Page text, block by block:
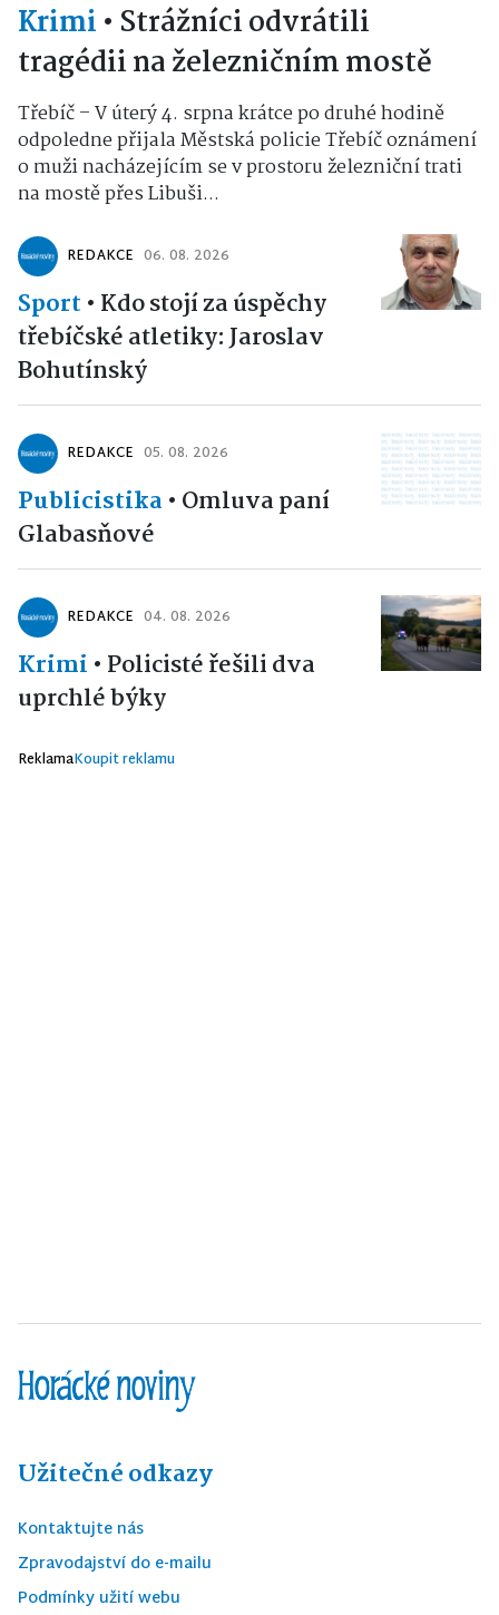
Krimi • Strážníci odvrátili
tragédii na železničním mostě
Třebíč – V úterý 4. srpna krátce po druhé hodině
odpoledne přijala Městská policie Třebíč oznámení
o muži nacházejícím se v prostoru železniční trati
na mostě přes Libuši...
REDAKCE 06. 08. 2026
Sport • Kdo stojí za úspěchy
třebíčské atletiky: Jaroslav
Bohutínský
REDAKCE 05. 08. 2026
Publicistika• Omluva paní
Glabasňové
REDAKCE 04. 08. 2026
Krimi • Policisté řešili dva
uprchlé býky
ReklamaKoupit reklamu
Užitečné odkazy
Kontaktujte nás
Zpravodajství do e-mailu
Podmínky užití webu